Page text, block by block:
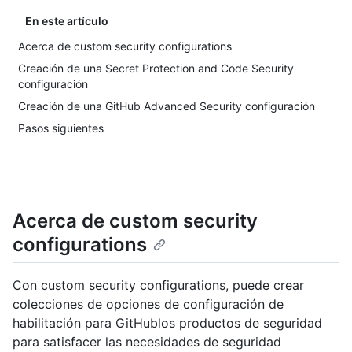
En este artículo
Acerca de custom security configurations
Creación de una Secret Protection and Code Security
configuración
Creación de una GitHub Advanced Security configuración
Pasos siguientes
Acerca de custom security
configurations
Con custom security configurations, puede crear
colecciones de opciones de configuración de
habilitación para GitHublos productos de seguridad
para satisfacer las necesidades de seguridad